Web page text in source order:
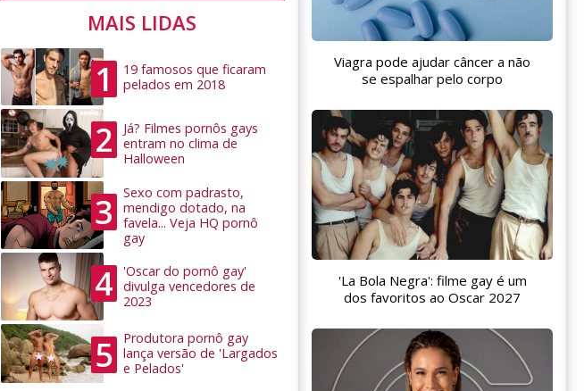
MAIS LIDAS
1
19 famosos que ficaram
pelados em 2018
2
Já? Filmes pornôs gays
entram no clima de
Halloween
3
Sexo com padrasto,
mendigo dotado, na
favela... Veja HQ pornô
gay
4
'Oscar do pornô gay'
divulga vencedores de
2023
5
Produtora pornô gay
lança versão de 'Largados
e Pelados'
Viagra pode ajudar câncer a não
se espalhar pelo corpo
'La Bola Negra': filme gay é um
dos favoritos ao Oscar 2027